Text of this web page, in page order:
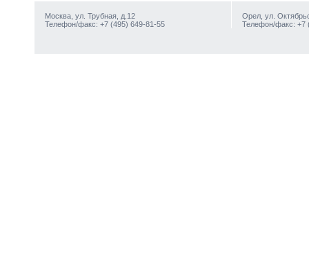
Москва, ул. Трубная, д.12
Телефон/факс: +7 (495) 649-81-55
Орел, ул.
Телефон/факс: +7